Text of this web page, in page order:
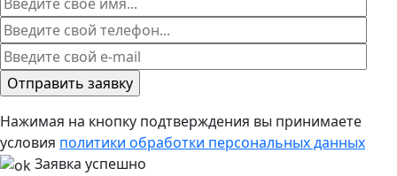
Нажимая на кнопку подтверждения вы принимаете
условия политики обработки персональных данных
Заявка успешно